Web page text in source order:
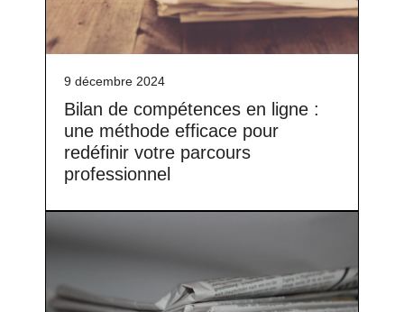
9 décembre 2024
Bilan de compétences en ligne :
une méthode efficace pour
redéfinir votre parcours
professionnel